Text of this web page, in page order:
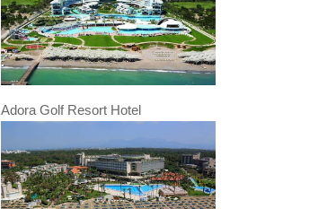
Adora Golf Resort Hotel